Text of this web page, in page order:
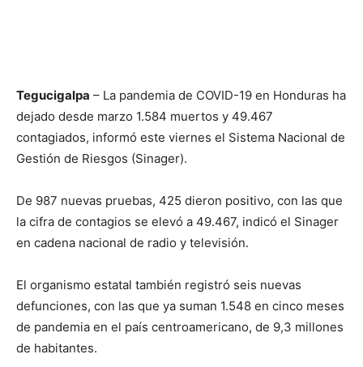
Tegucigalpa – La pandemia de COVID-19 en Honduras ha
dejado desde marzo 1.584 muertos y 49.467
contagiados, informó este viernes el Sistema Nacional de
Gestión de Riesgos (Sinager).
De 987 nuevas pruebas, 425 dieron positivo, con las que
la cifra de contagios se elevó a 49.467, indicó el Sinager
en cadena nacional de radio y televisión.
El organismo estatal también registró seis nuevas
defunciones, con las que ya suman 1.548 en cinco meses
de pandemia en el país centroamericano, de 9,3 millones
de habitantes.